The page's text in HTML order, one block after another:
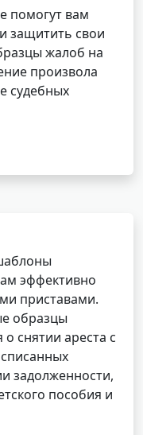
помогут вам
защитить свои
жалоб на
произвола
судебных
эффективно
приставами.
образцы
снятии ареста с
задолженности,
пособия и